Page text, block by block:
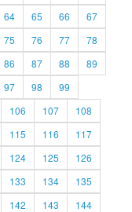
64 65 66
67
75 76 77
78
86 87 88
89
97 98
99
106 107
108
115 116
117
124 125
126
133 134
135
142 143
144